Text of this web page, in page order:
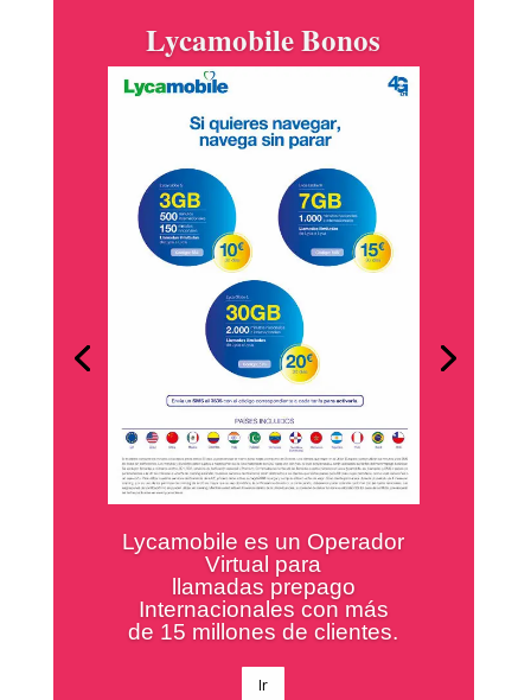
Goya está siempre
contigo
En Goya tenemos una amplísima
variedad de productos
En Goya tenemos una
amplísima variedad de